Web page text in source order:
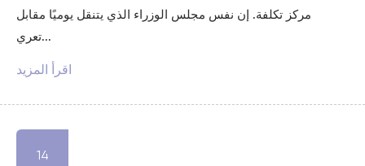
مركز تكلفة. إن نفس مجلس الوزراء الذي يتنقل يوميًا مقابل
تعري...
اقرأ المزيد
14